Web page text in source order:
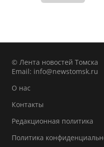
© Лента новостей Томска
Email: info@newstomsk.ru
О нас
Контакты
Редакционная политика
Политика